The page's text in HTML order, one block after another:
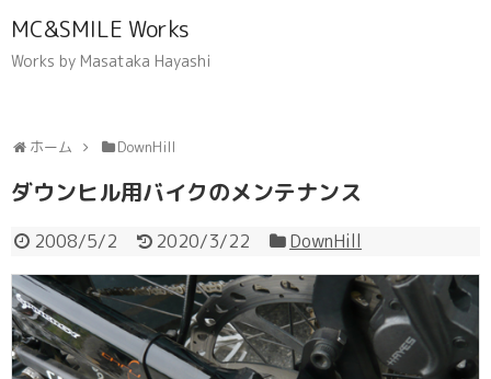
MC&SMILE Works
Works by Masataka Hayashi
ホーム DownHill
ダウンヒル用バイクのメンテナンス
2008/5/2 2020/3/22 DownHill